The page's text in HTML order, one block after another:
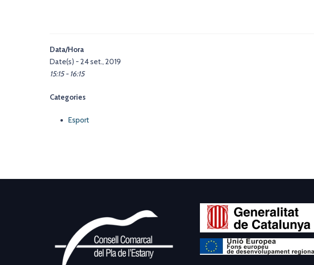
Data/Hora
Date(s) - 24 set., 2019
15:15 - 16:15
Categories
Esport